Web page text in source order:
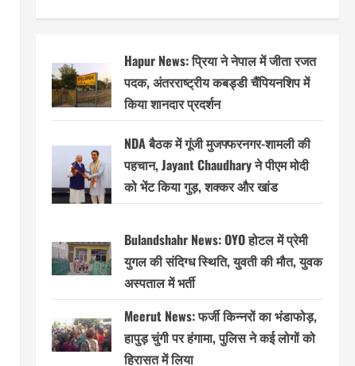
Hapur News: प्रिया ने नेपाल में जीता रजत
पदक, अंतरराष्ट्रीय कबड्डी चैंपियनशिप में
किया शानदार प्रदर्शन
NDA बैठक में गूंजी मुजफ्फरनगर-शामली की
पहचान, Jayant Chaudhary ने पीएम मोदी
को भेंट किया गुड़, शक्कर और खांड
Bulandshahr News: OYO होटल में प्रेमी
युगल की संदिग्ध स्थिति, युवती की मौत, युवक
अस्पताल में भर्ती
Meerut News: फर्जी किन्नरों का भंडाफोड़,
हापुड़ चुंगी पर हंगामा, पुलिस ने कई लोगों को
हिरासत में लिया